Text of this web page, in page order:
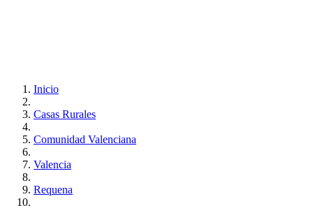
Inicio
Casas Rurales
Comunidad Valenciana
Valencia
Requena